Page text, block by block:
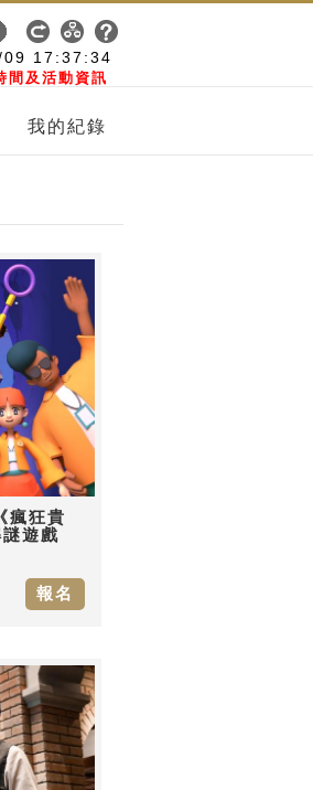
17:37:34
間及活動資訊
我的紀錄
瘋狂貴
遊戲
報名